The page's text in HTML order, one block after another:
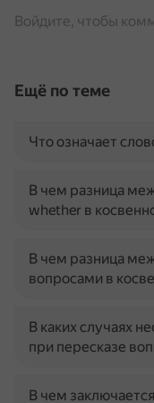
Войдите, чтобы
Ещё по теме
Что означает
В чем разница
whether в
В чем разница
вопросами в
В каких случаях
при пересказе
В чем